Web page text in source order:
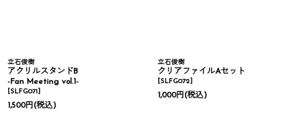
立石俊樹
アクリルスタンドB
-Fan Meeting vol.1-
[SLFG071]
1,500円(税込)
立石俊樹
クリアファイルAセット
[SLFG072]
1,000円(税込)